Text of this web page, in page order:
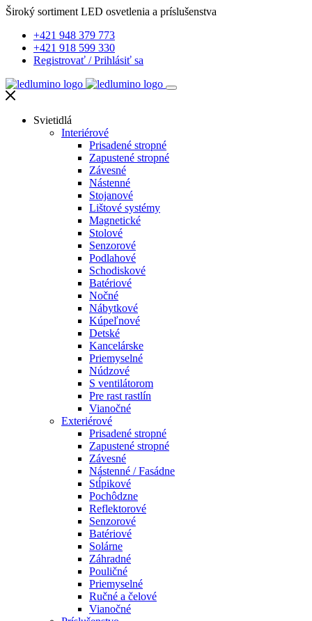
Široký sortiment LED osvetlenia a príslušenstva
+421 948 379 773
+421 918 599 330
Registrovať /Prihlásiť sa
Svietidlá
Interiérové
Prisadené stropné
Zapustené stropné
Závesné
Nástenné
Stojanové
Lištové systémy
Magnetické
Stolové
Senzorové
Podlahové
Schodiskové
Batériové
Nočné
Nábytkové
Kúpeľnové
Detské
Kancelárske
Priemyselné
Núdzové
S ventilátorom
Pre rast rastlín
Vianočné
Exteriérové
Prisadené stropné
Zapustené stropné
Závesné
Nástenné / Fasádne
Stĺpikové
Pochôdzne
Reflektorové
Senzorové
Batériové
Solárne
Záhradné
Pouličné
Priemyselné
Ručné a čelové
Vianočné